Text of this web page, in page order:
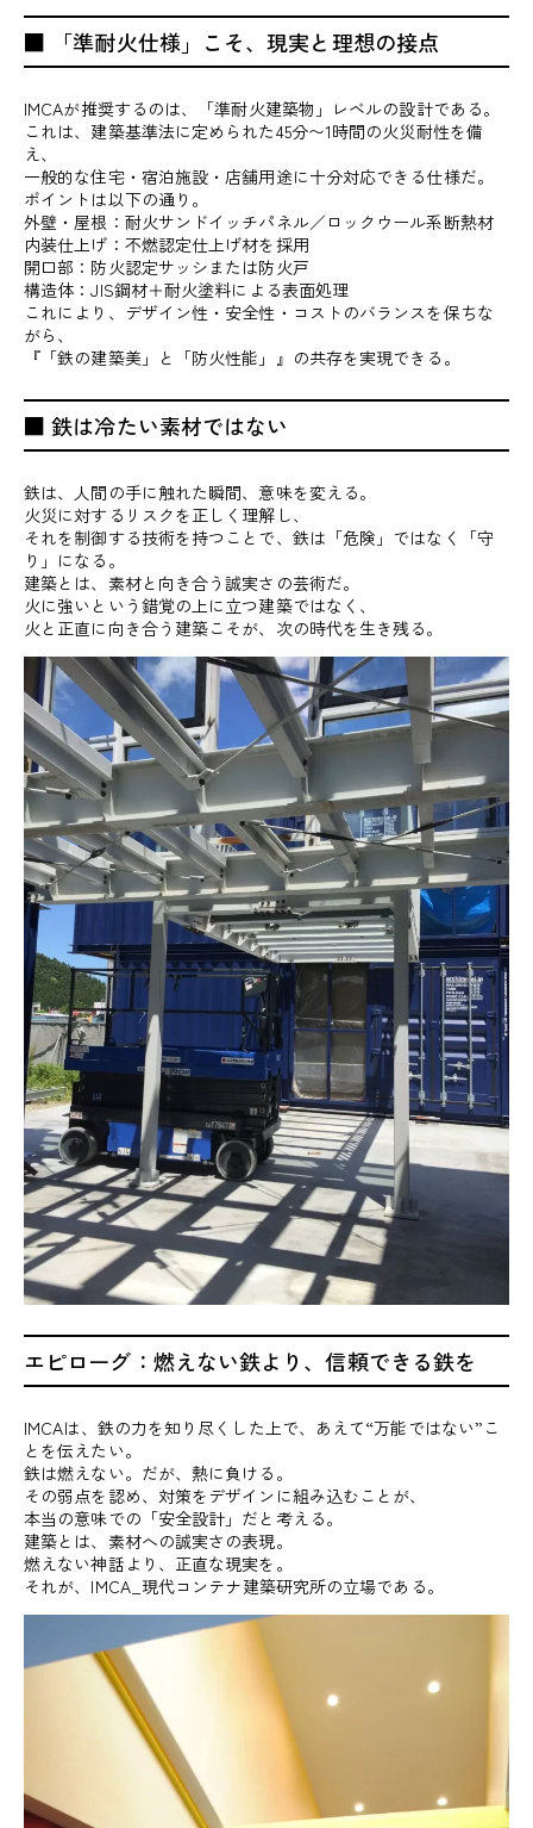
■ 「準耐火仕様」こそ、現実と理想の接点
IMCAが推奨するのは、「準耐火建築物」レベルの設計である。
これは、建築基準法に定められた45分〜1時間の火災耐性を備
え、
一般的な住宅・宿泊施設・店舗用途に十分対応できる仕様だ。
ポイントは以下の通り。
外壁・屋根：耐火サンドイッチパネル／ロックウール系断熱材
内装仕上げ：不燃認定仕上げ材を採用
開口部：防火認定サッシまたは防火戸
構造体：JIS鋼材＋耐火塗料による表面処理
これにより、デザイン性・安全性・コストのバランスを保ちな
がら、
『「鉄の建築美」と「防火性能」』の共存を実現できる。
■ 鉄は冷たい素材ではない
鉄は、人間の手に触れた瞬間、意味を変える。
火災に対するリスクを正しく理解し、
それを制御する技術を持つことで、鉄は「危険」ではなく「守
り」になる。
建築とは、素材と向き合う誠実さの芸術だ。
火に強いという錯覚の上に立つ建築ではなく、
火と正直に向き合う建築こそが、次の時代を生き残る。
エピローグ：燃えない鉄より、信頼できる鉄を
IMCAは、鉄の力を知り尽くした上で、あえて“万能ではない”こ
とを伝えたい。
鉄は燃えない。だが、熱に負ける。
その弱点を認め、対策をデザインに組み込むことが、
本当の意味での「安全設計」だと考える。
建築とは、素材への誠実さの表現。
燃えない神話より、正直な現実を。
それが、IMCA_現代コンテナ建築研究所の立場である。